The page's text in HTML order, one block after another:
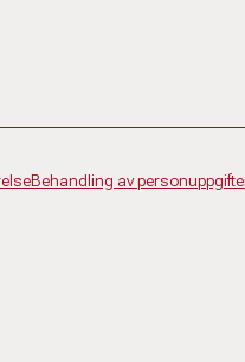
Behandling av